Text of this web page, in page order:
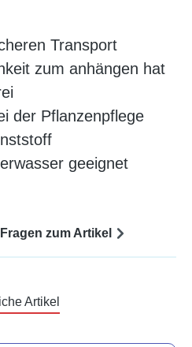
Transport
zum anhängen hat
der Pflanzenpflege
geeignet
Fragen zum Artikel
Artikel